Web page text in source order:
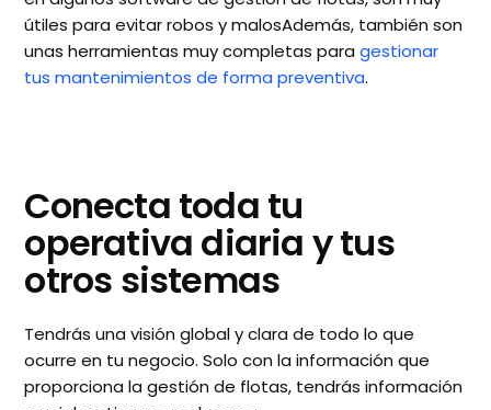
útiles para evitar robos y malosAdemás, también son
unas herramientas muy completas paragestionar
tus mantenimientos de forma preventiva.
Conecta toda tu
operativa diaria y tus
otros sistemas
Tendrás una visión global y clara de todo lo que
ocurre en tu negocio. Solo con la información que
proporciona la gestión de flotas, tendrás información